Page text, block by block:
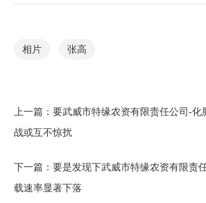
相片 张高
上一篇： 要武威市特缘农资有限责任公司-化
战或互不惊扰
下一篇： 要是发现下武威市特缘农资有限责
载速率显著下落